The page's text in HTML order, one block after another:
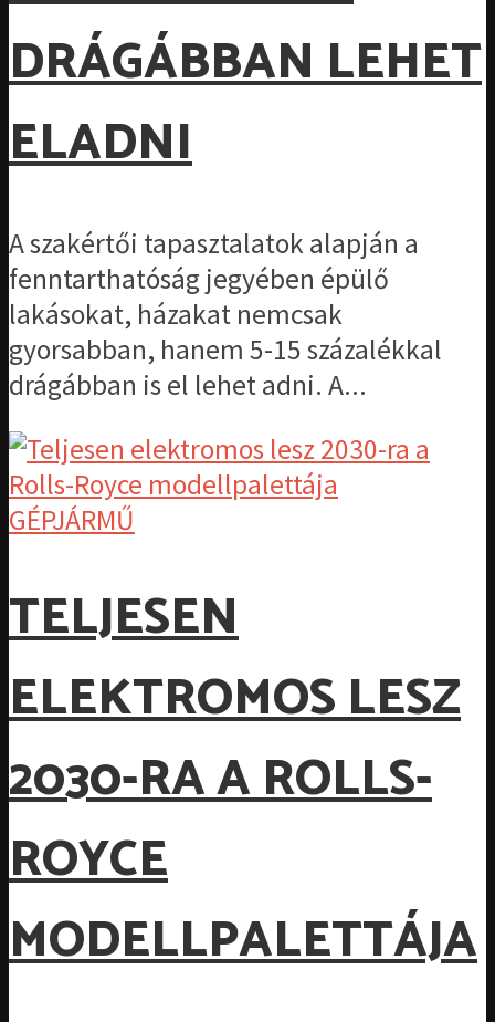
DRÁGÁBBAN LEHET
ELADNI
A szakértői tapasztalatok alapján a
fenntarthatóság jegyében épülő
lakásokat, házakat nemcsak
gyorsabban, hanem 5-15 százalékkal
drágábban is el lehet adni. A...
GÉPJÁRMŰ
TELJESEN
ELEKTROMOS LESZ
2030-RA A ROLLS-
ROYCE
MODELLPALETTÁJA